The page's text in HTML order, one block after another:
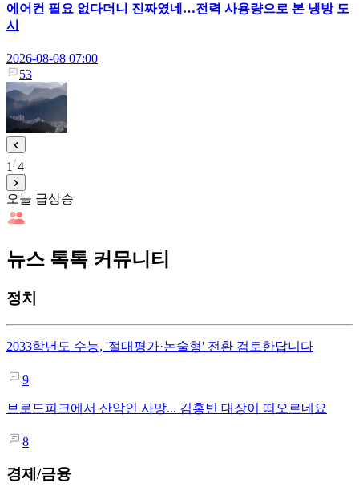
에어컨 필요 없다더니 진짜였네…전력 사용량으로 본 냉방 도
시
2026-08-08 07:00
53
1 4
오늘 급상승
뉴스 톡톡 커뮤니티
정치
2033학년도 수능, '절대평가·논술형' 전환 검토한답니다
9
브로드피크에서 산악인 사망... 김홍빈 대장이 떠오르네요
8
경제/금융